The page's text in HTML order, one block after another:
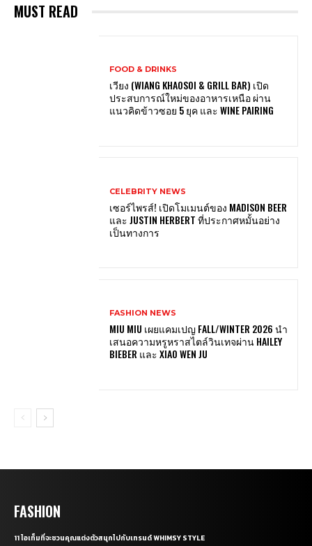
MUST READ
FOOD & DRINKS
เวียง (WIANG KHAOSOI & GRILL BAR) เปิด
ประสบการณ์ใหม่ของอาหารเหนือ ผ่าน
แนวคิดข้าวซอย 5 ยุค และ WINE PAIRING
CELEBRITY NEWS
เซอร์ไพรส์! เปิดโมเมนต์ของ MADISON BEER
และ JUSTIN HERBERT ที่ประกาศหมั้นอย่าง
เป็นทางการ
FASHION NEWS
MIU MIU เผยแคมเปญ FALL/WINTER 2026 นำ
เสนอความหรูหราสไตล์วินเทจผ่าน HAILEY
BIEBER และ XIAO WEN JU
FASHION
11 ไอเท็มที่จะชวนคุณแต่งตัวสนุกไปกับเทรนด์ WHIMSY STYLE